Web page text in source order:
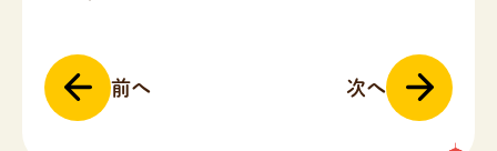
投
稿
前へ 次へ